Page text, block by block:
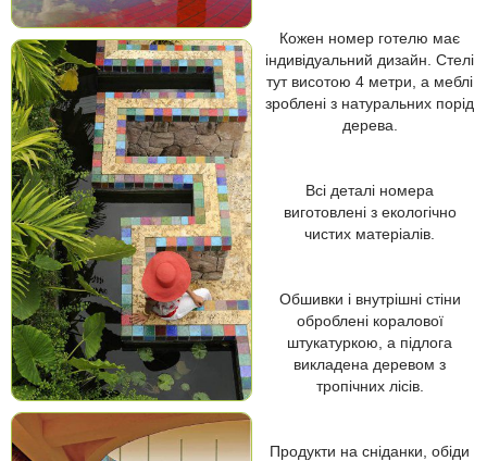
Кожен номер готелю має
індивідуальний дизайн. Стелі
тут висотою 4 метри, а меблі
зроблені з натуральних порід
дерева.
Всі деталі номера
виготовлені з екологічно
чистих матеріалів.
Обшивки і внутрішні стіни
оброблені коралової
штукатуркою, а підлога
викладена деревом з
тропічних лісів.
Продукти на сніданки, обіди